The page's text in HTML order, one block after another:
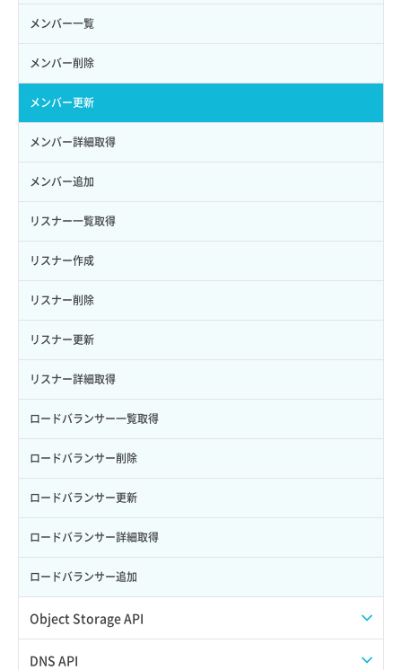
ロール一覧取得
ロール作成
ロール削除
ロール更新
ロール詳細取得
サーバーに紐づくセキュリティグループ取得
サーバープラン一覧取得
サーバープラン変更
サーバープラン詳細一覧取得
サーバープラン詳細取得
サーバーメタデータ取得
サーバーメタデータ更新（ネームタグ変更）
サーバー一覧取得
サーバー作成
サーバー再構築（OS再インストール）
サーバー利用状況グラフ（CPU）
サーバー利用状況グラフ（ディスクIO）
サーバー利用状況グラフ（トラフィック）
サーバー削除
サーバー操作（起動/停止/再起動/強制停止）
サーバー設定切替
セキュリティグループ作成
セキュリティグループ削除
セキュリティグループ更新
セキュリティグループ詳細取得
ネットワーク一覧取得
ネットワーク作成（ローカルネットワーク用）
ネットワーク削除（ローカルネットワーク用）
ネットワーク詳細取得
ポート一覧取得
ポート作成（ローカルネットワーク用）
ポート作成（追加IP用）
ポート削除
ポート更新
ポート詳細取得
メンバー一覧
メンバー削除
メンバー更新
メンバー詳細取得
メンバー追加
リスナー一覧取得
リスナー作成
リスナー削除
リスナー更新
リスナー詳細取得
ロードバランサー一覧取得
ロードバランサー削除
ロードバランサー更新
ロードバランサー詳細取得
ロードバランサー追加
Object Storage API
Web公開
DNS API